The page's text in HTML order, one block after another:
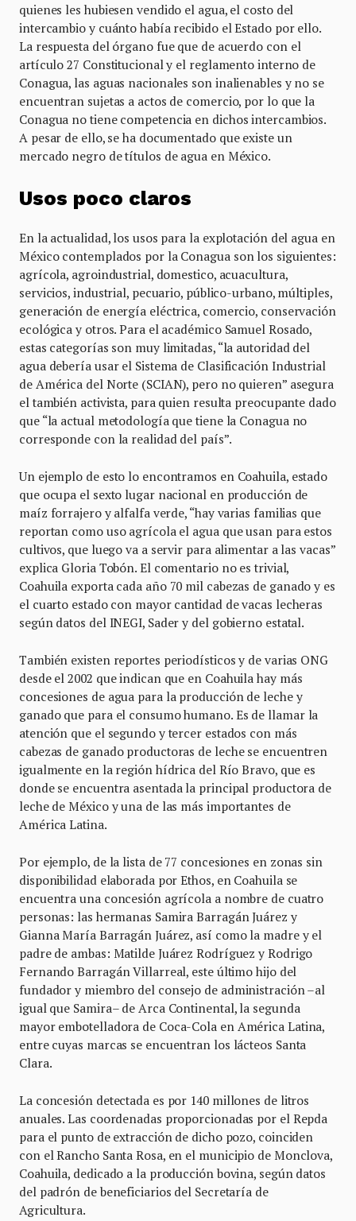
quienes les hubiesen vendido el agua, el costo del
intercambio y cuánto había recibido el Estado por ello.
La respuesta del órgano fue que de acuerdo con el
artículo 27 Constitucional y el reglamento interno de
Conagua, las aguas nacionales son inalienables y no se
encuentran sujetas a actos de comercio, por lo que la
Conagua no tiene competencia en dichos intercambios.
A pesar de ello, se ha documentado que existe un
mercado negro de títulos de agua en México.
Usos poco claros
En la actualidad, los usos para la explotación del agua en
México contemplados por la Conagua son los siguientes:
agrícola, agroindustrial, domestico, acuacultura,
servicios, industrial, pecuario, público-urbano, múltiples,
generación de energía eléctrica, comercio, conservación
ecológica y otros. Para el académico Samuel Rosado,
estas categorías son muy limitadas, “la autoridad del
agua debería usar el Sistema de Clasificación Industrial
de América del Norte (SCIAN), pero no quieren” asegura
el también activista, para quien resulta preocupante dado
que “la actual metodología que tiene la Conagua no
corresponde con la realidad del país”.
Un ejemplo de esto lo encontramos en Coahuila, estado
que ocupa el sexto lugar nacional en producción de
maíz forrajero y alfalfa verde, “hay varias familias que
reportan como uso agrícola el agua que usan para estos
cultivos, que luego va a servir para alimentar a las vacas”
explica Gloria Tobón. El comentario no es trivial,
Coahuila exporta cada año 70 mil cabezas de ganado y es
el cuarto estado con mayor cantidad de vacas lecheras
según datos del INEGI, Sader y del gobierno estatal.
También existen reportes periodísticos y de varias ONG
desde el 2002 que indican que en Coahuila hay más
concesiones de agua para la producción de leche y
ganado que para el consumo humano. Es de llamar la
atención que el segundo y tercer estados con más
cabezas de ganado productoras de leche se encuentren
igualmente en la región hídrica del Río Bravo, que es
donde se encuentra asentada la principal productora de
leche de México y una de las más importantes de
América Latina.
Por ejemplo, de la lista de 77 concesiones en zonas sin
disponibilidad elaborada por Ethos, en Coahuila se
encuentra una concesión agrícola a nombre de cuatro
personas: las hermanas Samira Barragán Juárez y
Gianna María Barragán Juárez, así como la madre y el
padre de ambas: Matilde Juárez Rodríguez y Rodrigo
Fernando Barragán Villarreal, este último hijo del
fundador y miembro del consejo de administración –al
igual que Samira– de Arca Continental, la segunda
mayor embotelladora de Coca-Cola en América Latina,
entre cuyas marcas se encuentran los lácteos Santa
Clara.
La concesión detectada es por 140 millones de litros
anuales. Las coordenadas proporcionadas por el Repda
para el punto de extracción de dicho pozo, coinciden
con el Rancho Santa Rosa, en el municipio de Monclova,
Coahuila, dedicado a la producción bovina, según datos
del padrón de beneficiarios del Secretaría de
Agricultura.